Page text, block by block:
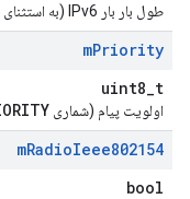
طول بار بار IPv6 (به استثنای خود هدر IP6).
mPriority
uint8_t
اولویت پیام (شماری
mRadioIeee802154
bool